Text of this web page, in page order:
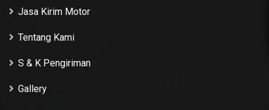
Jasa Kirim Motor
Tentang Kami
S & K Pengiriman
Gallery